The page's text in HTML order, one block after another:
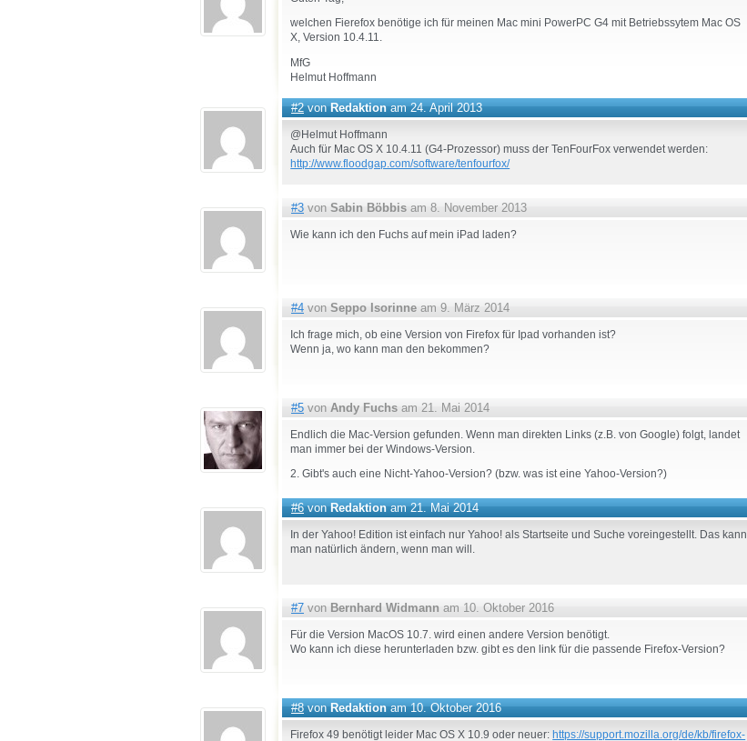
welchen Fierefox benötige ich für meinen Mac mini PowerPC G4 mit Betriebssytem Mac OS
X, Version 10.4.11.
MfG
Helmut Hoffmann
#2vonRedaktionam 24. April 2013
@Helmut Hoffmann
Auch für Mac OS X 10.4.11 (G4-Prozessor) muss der TenFourFox verwendet werden:
http://www.floodgap.com/software/tenfourfox/
#3 von Sabin Böbbis am 8. November 2013
Wie kann ich den Fuchs auf mein iPad laden?
#4 von Seppo Isorinne am 9. März 2014
Ich frage mich, ob eine Version von Firefox für Ipad vorhanden ist?
Wenn ja, wo kann man den bekommen?
#5 von Andy Fuchs am 21. Mai 2014
Endlich die Mac-Version gefunden. Wenn man direkten Links (z.B. von Google) folgt, landet
man immer bei der Windows-Version.
2. Gibt's auch eine Nicht-Yahoo-Version? (bzw. was ist eine Yahoo-Version?)
#6vonRedaktionam 21. Mai 2014
In der Yahoo! Edition ist einfach nur Yahoo! als Startseite und Suche voreingestellt. Das kann
man natürlich ändern, wenn man will.
#7 von Bernhard Widmann am 10. Oktober 2016
Für die Version MacOS 10.7. wird einen andere Version benötigt.
Wo kann ich diese herunterladen bzw. gibt es den link für die passende Firefox-Version?
#8vonRedaktionam 10. Oktober 2016
Firefox 49 benötigt leider Mac OS X 10.9 oder neuer: https://support.mozilla.org/de/kb/firefox-